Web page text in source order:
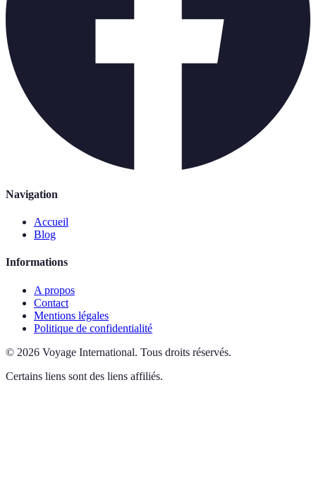
Navigation
Accueil
Blog
Informations
A propos
Contact
Mentions légales
Politique de confidentialité
© 2026 Voyage International. Tous droits réservés.
Certains liens sont des liens affiliés.